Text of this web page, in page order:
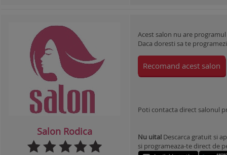
Salon Rodica
Acest salon nu are
Daca doresti sa te
Recomand acest salon
Poti contacta direct salonul
Nu uita! Descarca gratuit si
si programeaza-te direct de